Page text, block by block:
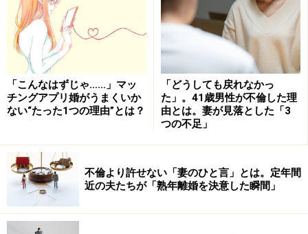
をたくさんしたい」と思っていたとしたら、これから先
何十年も「あなただけを愛します」「あなた以外とはセ
ックスしません」と約束したパートナーとの「結婚」
は、性のよろこびを封印した空虚な人生を送ることを意
味します。
「結婚前はセックスレスだったけど、結婚したら変わる
かも」という可能性ももちろんありますが、何もしない
ままではそのまま「家族化」が進行し、さらにセックス
から離れてしまう可能性もあります。では、結婚という
「環境の変化」をとらえて、どんなアクションが有効な
のか。今回は2つのミッションをご紹介しましょう。
「こんなはずじゃ……」マッ
チングアプリ婚がうまくいか
ない“たった1つの理由”とは？
「どうしても戻れなかっ
た」。41歳男性が不倫した理
由とは。妻が見落とした「3
つの不足」
不倫より許せない「妻のひと言」とは。定年間
近の夫たちが「熟年離婚を決意した瞬間」